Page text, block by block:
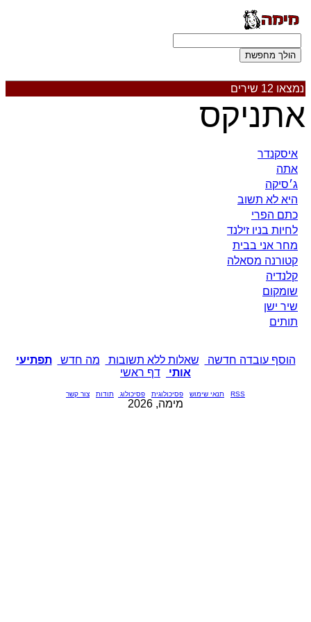
נמצאו 12 שירים
אתניקס
איסקנדר
אתה
ג׳סיקה
היא לא תשוב
כתם הפרי
לחיות בניו זילנד
מחר אני בבית
קטורנה מסאלה
קלנדיה
שומקום
שיר ישן
תותים
הוסף עובדה חדשה שאלות ללא תשובות מה חדש
תפתיעי
אותי
דף ראשי
RSS תנאי שימוש פסיכולוגית פסיכולוג תודות צור קשר
מימה, 2026